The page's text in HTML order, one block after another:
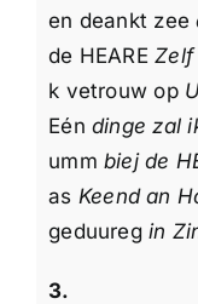
en deankt zee
de HEAREZelf
k vetrouw op
Eéndinge zal
ummbiej de
as Keend an
geduuregin
3.